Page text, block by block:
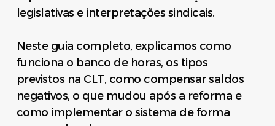
legislativas e interpretações sindicais.
Neste guia completo, explicamos como
funciona o banco de horas, os tipos
previstos na CLT, como compensar saldos
negativos, o que mudou após a reforma e
como implementar o sistema de forma